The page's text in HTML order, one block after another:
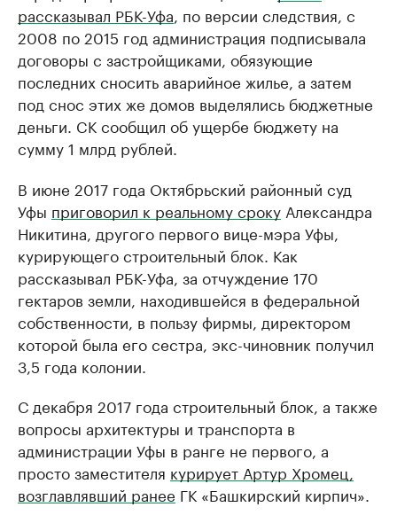
рассказывал РБК-Уфа, по версии следствия, с
2008 по 2015 год администрация подписывала
договоры с застройщиками, обязующие
последних сносить аварийное жилье, а затем
под снос этих же домов выделялись бюджетные
деньги. CК сообщил об ущербе бюджету на
сумму 1 млрд рублей.
В июне 2017 года Октябрьский районный суд
Уфы приговорил к реальному сроку Александра
Никитина, другого первого вице-мэра Уфы,
курирующего строительный блок. Как
рассказывал РБК-Уфа, за отчуждение 170
гектаров земли, находившейся в федеральной
собственности, в пользу фирмы, директором
которой была его сестра, экс-чиновник получил
3,5 года колонии.
С декабря 2017 года строительный блок, а также
вопросы архитектуры и транспорта в
администрации Уфы в ранге не первого, а
просто заместителя курирует Артур Хромец,
возглавлявший ранее ГК «Башкирский кирпич».